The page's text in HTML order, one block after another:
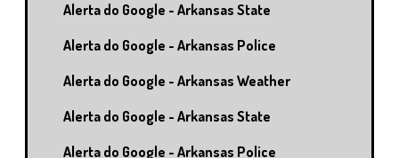
Alerta do Google - Arkansas State
Alerta do Google - Arkansas Police
Alerta do Google - Arkansas Weather
Alerta do Google - Arkansas State
Alerta do Google - Arkansas Police